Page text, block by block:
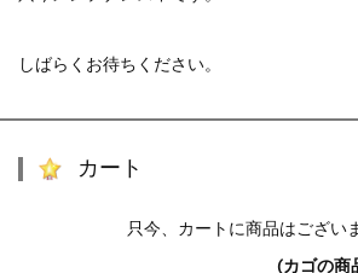
しばらくお待ちください。
カート
只今、カートに商品はござい
(カゴの商